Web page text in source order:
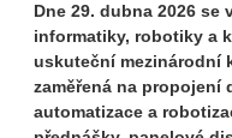
Dne 29. dubna 2026
informatiky, robotiky a
uskuteční mezinárodní
zaměřená na propojení
automatizace a